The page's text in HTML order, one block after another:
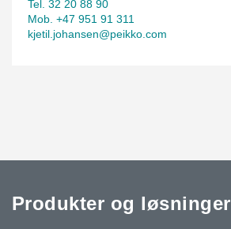
Tel. 32 20 88 90
Mob. +47 951 91 311
kjetil.johansen@peikko.com
Produkter og løsninger